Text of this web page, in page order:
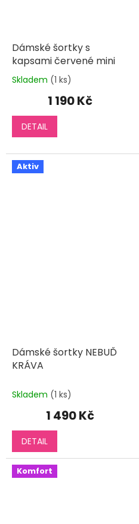
Dámské šortky s
kapsami červené mini
Průměrné
je
5,0
z
hvězdiček.
Skladem (1 ks)
1 190 Kč
DETAIL
Aktiv
Dámské šortky NEBUĎ
KRÁVA
Skladem (1 ks)
1 490 Kč
DETAIL
Komfort